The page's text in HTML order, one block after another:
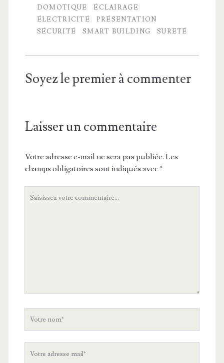
DOMOTIQUE
ÉCLAIRAGE
ÉLECTRICITÉ
PRÉSENTATION
SÉCURITÉ
SMART BUILDING SURETÉ
Soyez le premier à commenter
Laisser un commentaire
Votre adresse e-mail ne sera pas publiée. Les
champs obligatoires sont indiqués avec*